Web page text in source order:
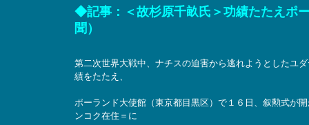
◆記事：＜故杉原千畝氏＞功績たたえポ
聞）
第二次世界大戦中、ナチスの迫害から逃れようとしたユ
績をたたえ、
ポーランド大使館（東京都目黒区）で１６日、叙勲式が
ンコク在住＝に